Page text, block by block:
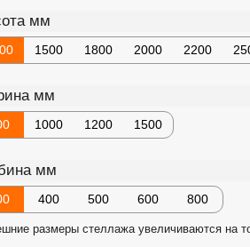
мм
1500 1800 2000 2200
мм
1000 1200 1500
мм
400 500 600 800
размеры стеллажа увеличиваются на